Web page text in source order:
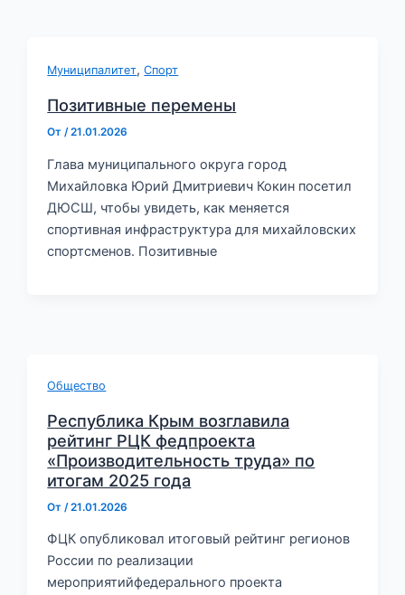
Муниципалитет,Спорт
Позитивные перемены
От/21.01.2026
Глава муниципального округа город
Михайловка Юрий Дмитриевич Кокин посетил
ДЮСШ, чтобы увидеть, как меняется
спортивная инфраструктура для михайловских
спортсменов. Позитивные
Общество
Республика Крым возглавила
рейтинг РЦК федпроекта
«Производительность труда» по
итогам 2025 года
От/21.01.2026
ФЦК опубликовал итоговый рейтинг регионов
России по реализации
мероприятийфедерального проекта